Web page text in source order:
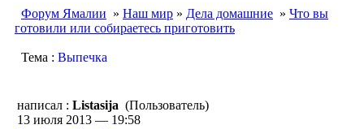
Форум Ямалии » Наш мир » Дела домашние » Что вы
готовили или собираетесь приготовить
Тема : Выпечка
написал : Listasija (Пользователь)
13 июля 2013 — 19:58